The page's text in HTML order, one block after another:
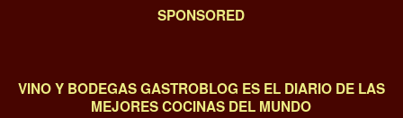
SPONSORED
VINO Y BODEGAS GASTROBLOG ES EL DIARIO DE LAS
MEJORES COCINAS DEL MUNDO